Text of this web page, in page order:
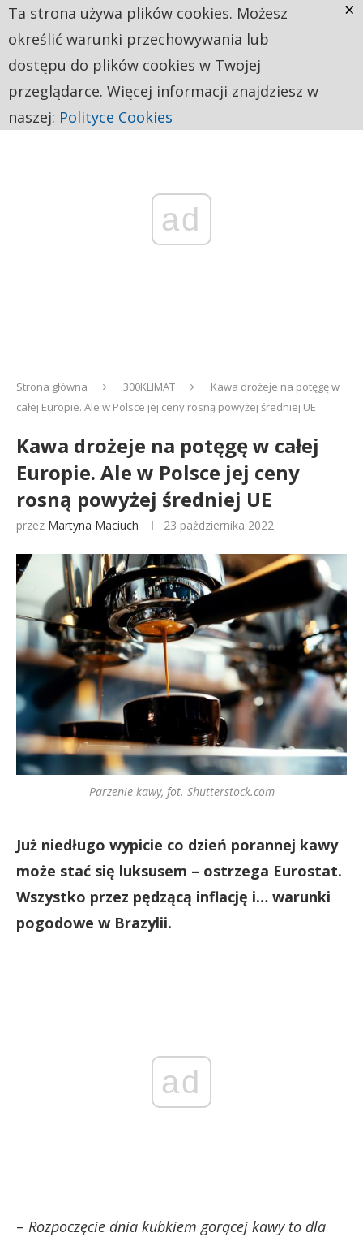
ad
Strona główna 300KLIMAT
Kawa drożeje na potęgę w
całej Europie. Ale w Polsce jej ceny rosną powyżej średniej UE
Kawa drożeje na potęgę w całej
Europie. Ale w Polsce jej ceny
rosną powyżej średniej UE
przez Martyna Maciuch 23 października 2022
Parzenie kawy, fot. Shutterstock.com
Już niedługo wypicie co dzień porannej kawy
może stać się luksusem – ostrzega Eurostat.
Wszystko przez pędzącą inflację i… warunki
pogodowe w Brazylii.
ad
– Rozpoczęcie dnia kubkiem gorącej kawy to dla
Ta strona używa plików cookies. Możesz
określić warunki przechowywania lub
dostępu do plików cookies w Twojej
przeglądarce. Więcej informacji znajdziesz w
naszej: Polityce Cookies
×